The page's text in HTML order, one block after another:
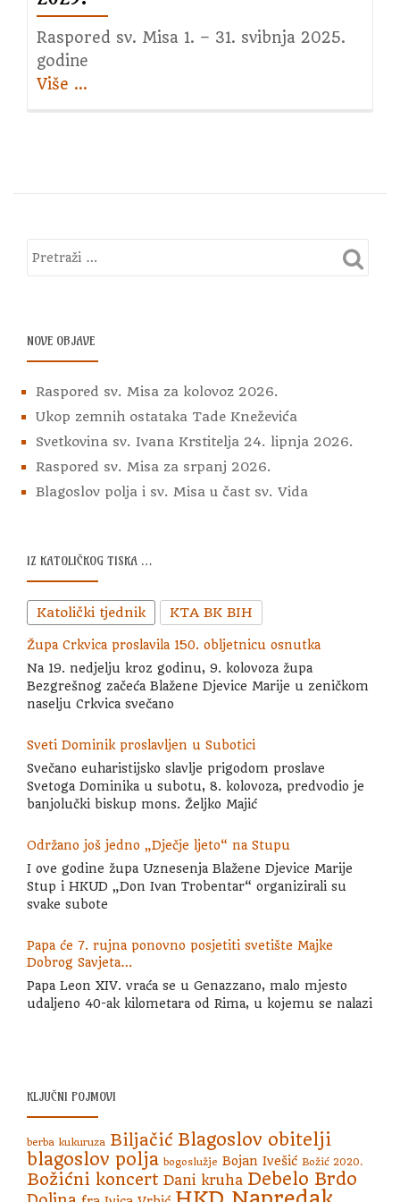
Raspored sv. Misa 1. – 31. svibnja 2025.
godine
Više about
svibanj
…
NOVE OBJAVE
Raspored sv. Misa za kolovoz 2026.
Ukop zemnih ostataka Tade Kneževića
Svetkovina sv. Ivana Krstitelja 24. lipnja 2026.
Raspored sv. Misa za srpanj 2026.
Blagoslov polja i sv. Misa u čast sv. Vida
IZ KATOLIČKOG TISKA …
Katolički tjednik KTA BK BIH
Župa Crkvica proslavila 150. obljetnicu osnutka
Na 19. nedjelju kroz godinu, 9. kolovoza župa
Bezgrešnog začeća Blažene Djevice Marije u zeničkom
naselju Crkvica svečano
Sveti Dominik proslavljen u Subotici
Svečano euharistijsko slavlje prigodom proslave
Svetoga Dominika u subotu, 8. kolovoza, predvodio je
banjolučki biskup mons. Željko Majić
Održano još jedno „Dječje ljeto“ na Stupu
I ove godine župa Uznesenja Blažene Djevice Marije
Stup i HKUD „Don Ivan Trobentar“ organizirali su
svake subote
Papa će 7. rujna ponovno posjetiti svetište Majke
Dobrog Savjeta…
Papa Leon XIV. vraća se u Genazzano, malo mjesto
udaljeno 40-ak kilometara od Rima, u kojemu se nalazi
KLJUČNI POJMOVI
berba kukuruza Biljačić Blagoslov obitelji
blagoslov polja bogoslužje Bojan Ivešić Božić 2020.
Božićni koncert Dani kruha Debelo Brdo